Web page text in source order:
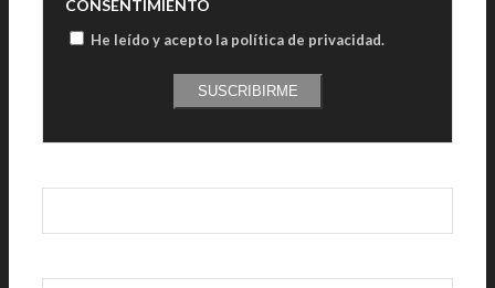
CONSENTIMIENTO
He leído y acepto la política de privacidad.
SUSCRIBIRME